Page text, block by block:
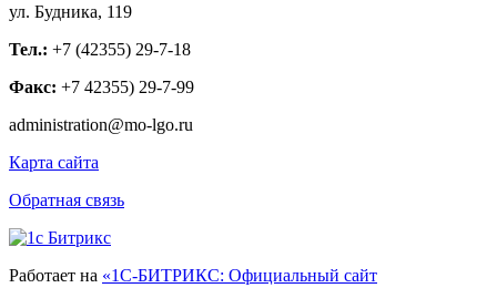
ул. Будника, 119
Тел.: +7 (42355) 29-7-18
Факс: +7 42355) 29-7-99
administration@mo-lgo.ru
Карта сайта
Обратная связь
Работает на «1С-БИТРИКС: Официальный сайт